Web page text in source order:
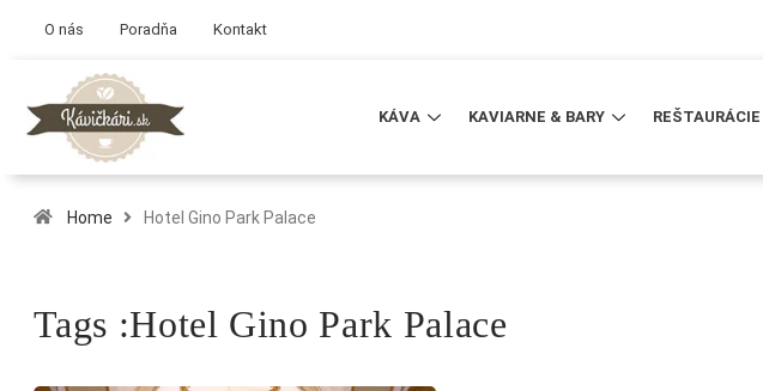
O nás Poradňa Kontakt
KÁVA KAVIARNE & BARY REŠTAURÁCIE
Home Hotel Gino Park Palace
Tags :Hotel Gino Park Palace